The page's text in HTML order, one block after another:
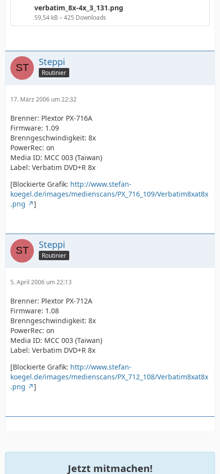
verbatim_8x-4x_3_131.png
59,54 kB – 425 Downloads
Steppi
Routinier
17. März 2006 um 22:32
Brenner: Plextor PX-716A
Firmware: 1.09
Brenngeschwindigkeit: 8x
PowerRec: on
Media ID: MCC 003 (Taiwan)
Label: Verbatim DVD+R 8x
[Blockierte Grafik: http://www.stefan-
koegel.de/images/medienscans/PX_716_109/Verbatim8xat8x
.png
]
Steppi
Routinier
5. April 2006 um 22:13
Brenner: Plextor PX-712A
Firmware: 1.08
Brenngeschwindigkeit: 8x
PowerRec: on
Media ID: MCC 003 (Taiwan)
Label: Verbatim DVD+R 8x
[Blockierte Grafik: http://www.stefan-
koegel.de/images/medienscans/PX_712_108/Verbatim8xat8x
.png
]
Jetzt mitmachen!